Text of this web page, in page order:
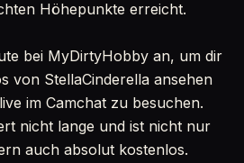
Höhepunkte erreicht.
bei MyDirtyHobby an, um dir
von StellaCinderella ansehen
im Camchat zu besuchen.
nicht lange und ist nicht nur
auch absolut kostenlos.